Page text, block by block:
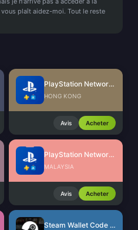
plaît aidez-moi. Tout le reste
PlayStation Network Card (HK)
HONG KONG
Avis Acheter
PlayStation Network Card (MY)
MALAYSIA
Avis Acheter
Steam Wallet Code (IDR)